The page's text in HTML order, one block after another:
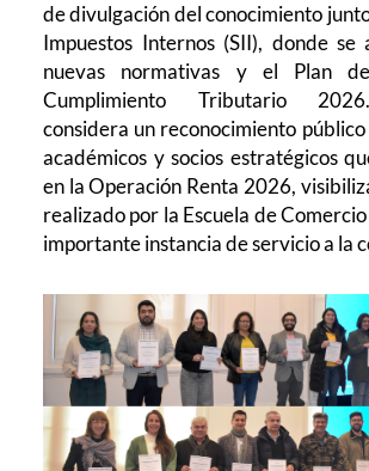
de divulgación del conocimiento
Impuestos Internos (SII), donde se
nuevas normativas y el Plan
Cumplimiento Tributario
considera un reconocimiento
académicos y socios estratégicos
en la Operación Renta 2026,
realizado por la Escuela de
importante instancia de servicio a la